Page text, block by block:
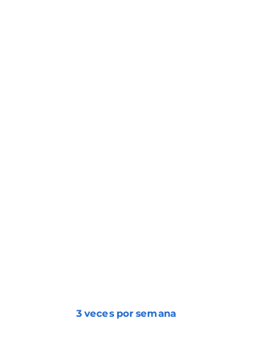
3 veces por semana